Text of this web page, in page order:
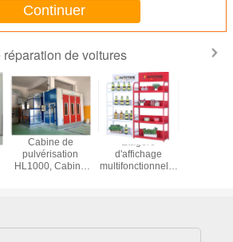
Continuer
de voitures
Cabine de
pulvérisation
HL1000, Cabine
Étagère
d'affichage
multifonctionnelle
automobile,